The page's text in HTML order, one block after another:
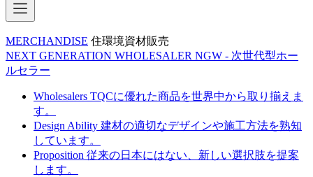
MERCHANDISE 住環境資材販売
NEXT GENERATION WHOLESALER NGW - 次世代型ホー
ルセラー
Wholesalers TQCに優れた商品を世界中から取り揃えま
す。
Design Ability 建材の適切なデザインや施工方法を熟知
しています。
Proposition 従来の日本にはない、新しい選択肢を提案
します。